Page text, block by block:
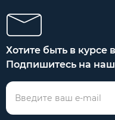
Хотите быть в курсе
Подпишитесь на